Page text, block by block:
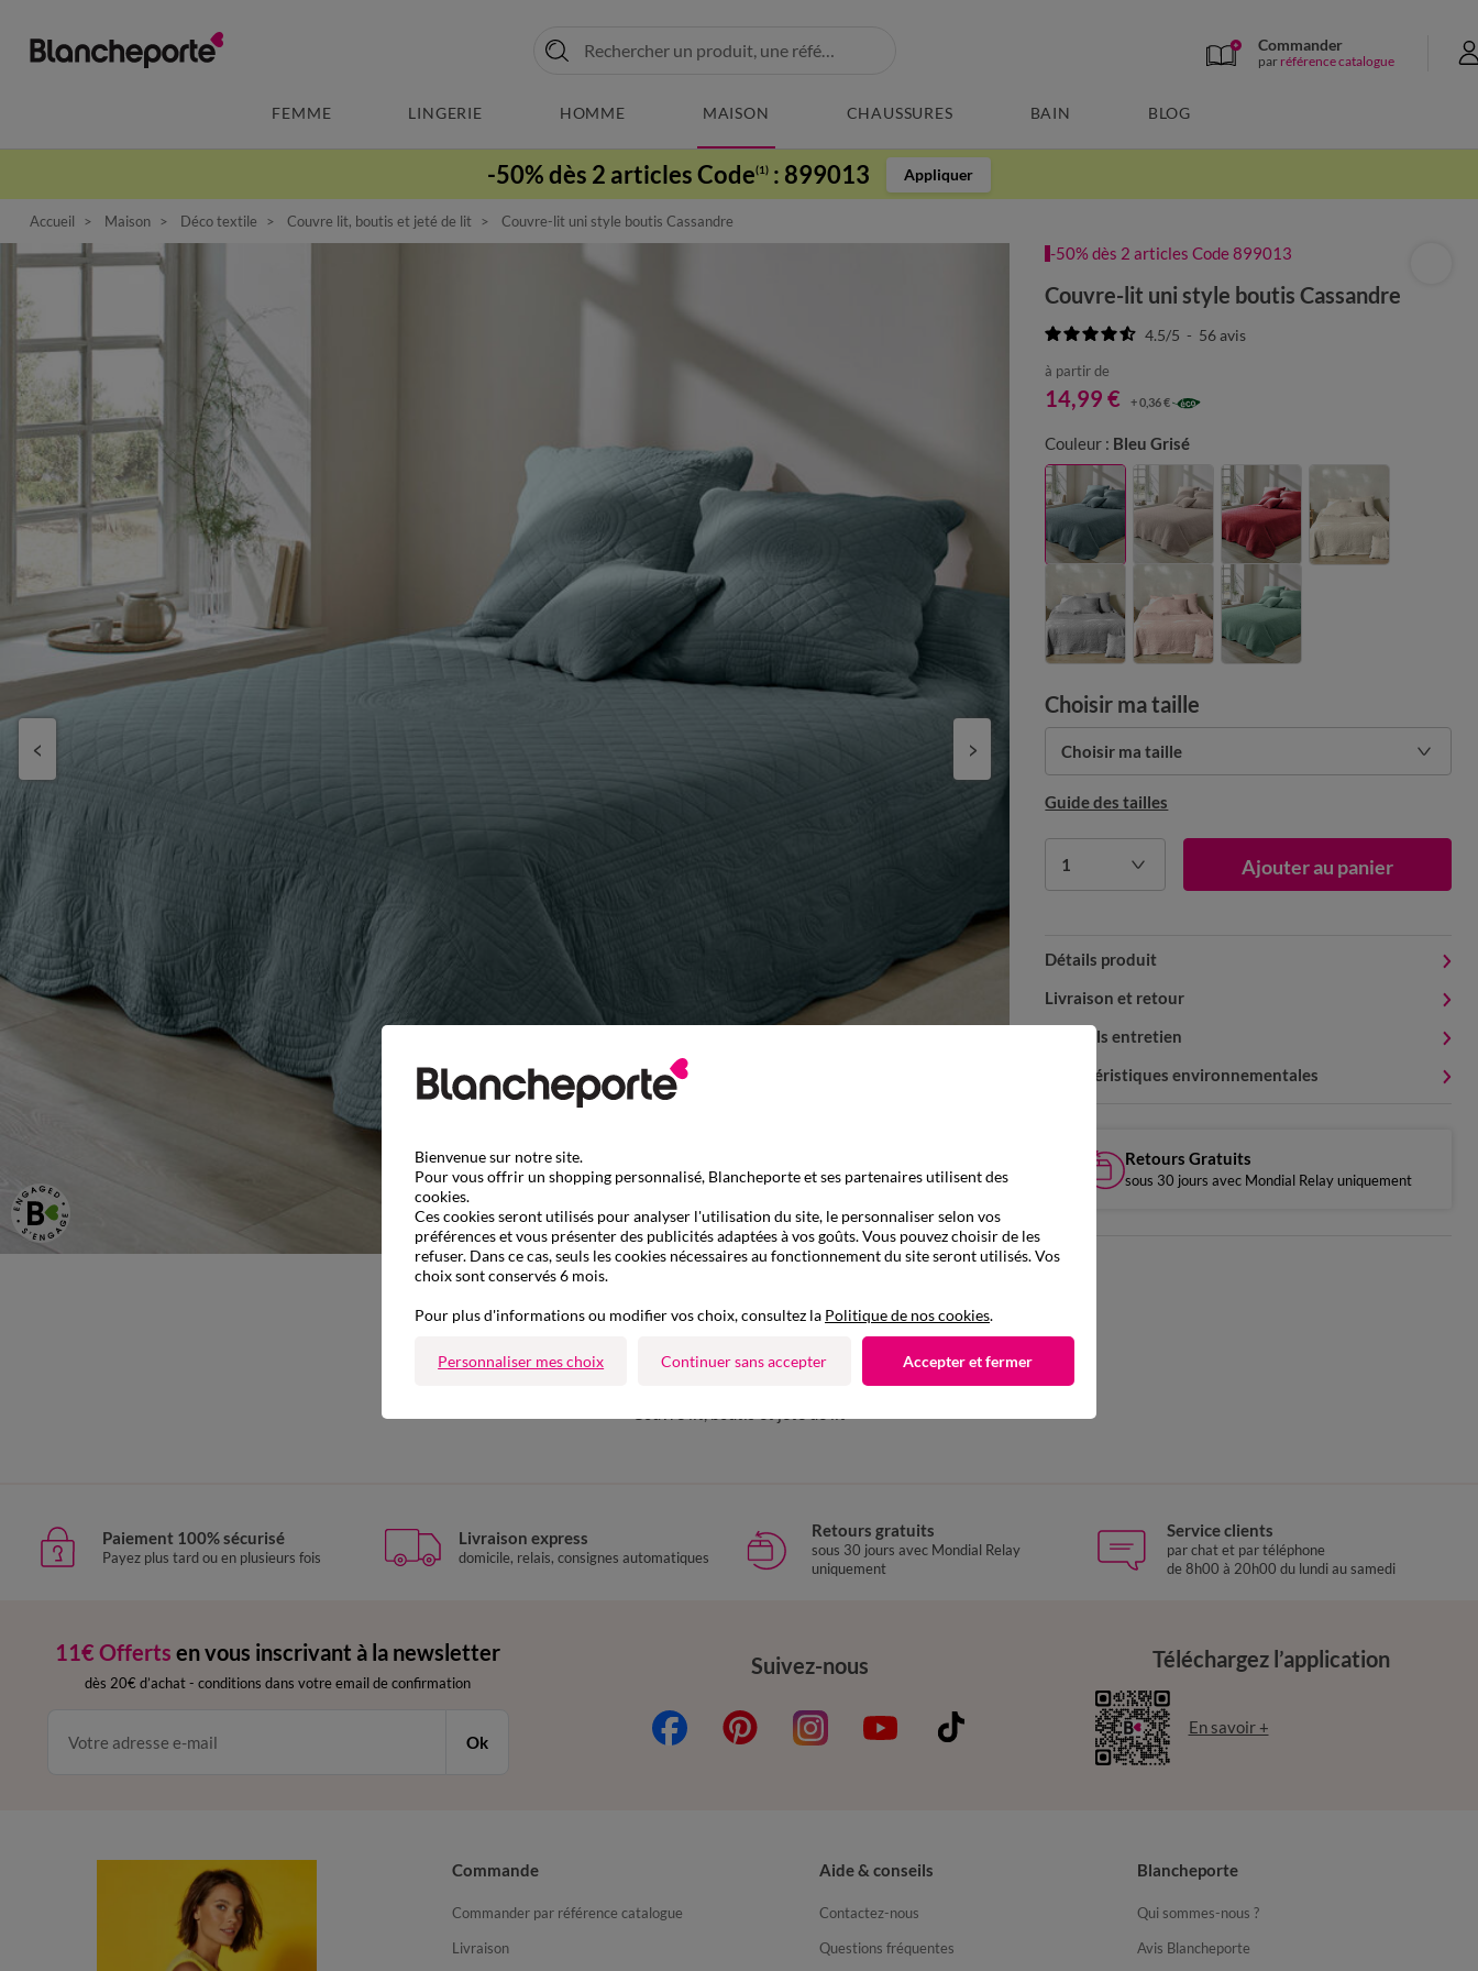
Commander
par référence catalogue
FEMME LINGERIE HOMME MAISON CHAUSSURES BAIN BLOG
-50% dès 2 articles Code(1) : 899013 Appliquer
Accueil Maison Déco textile Couvre lit, boutis et jeté de lit Couvre-lit uni style boutis Cassandre
-50% dès 2 articles Code 899013
Couvre-lit uni style boutis Cassandre
4.5/5 - 56avis
à partir de
14,99 € + 0,36 €
Couleur : Bleu Grisé
Choisir ma taille
Choisir ma taille
Guide des tailles
1 Ajouter au panier
Détails produit
Livraison et retour
Conseils entretien
Caractéristiques environnementales
Retours Gratuits
sous 30 jours avec Mondial Relay uniquement
D'autres idées de Couvre lit, boutis et jeté de lit
Paiement 100% sécurisé
Payez plus tard ou en plusieurs fois
Livraison express
domicile, relais, consignes automatiques
Retours gratuits
sous 30 jours avec Mondial Relay
uniquement
Service clients
par chat et par téléphone
de 8h00 à 20h00 du lundi au samedi
11€ Offerts en vous inscrivant à la newsletter
dès 20€ d’achat - conditions dans votre email de confirmation
Ok
Suivez-nous Téléchargez l’application
En savoir +
Commande
Commander par référence catalogue
Livraison
Aide & conseils
Contactez-nous
Questions fréquentes
Blancheporte
Qui sommes-nous ?
Avis Blancheporte
Bienvenue sur notre site.
Pour vous offrir un shopping personnalisé, Blancheporte et ses partenaires utilisent des
cookies.
Ces cookies seront utilisés pour analyser l'utilisation du site, le personnaliser selon vos
préférences et vous présenter des publicités adaptées à vos goûts. Vous pouvez choisir de les
refuser. Dans ce cas, seuls les cookies nécessaires au fonctionnement du site seront utilisés. Vos
choix sont conservés 6 mois.
Pour plus d'informations ou modifier vos choix, consultez la Politique de nos cookies.
Personnaliser mes choix Continuer sans accepter Accepter et fermer